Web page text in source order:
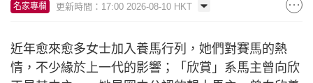
名家專欄 更新時間：17:00 2026-08-10 HKT
近年愈來愈多女士加入養馬行列，她們對賽馬的熱
情，不少緣於上一代的影響；「欣賞」系馬主曾向欣